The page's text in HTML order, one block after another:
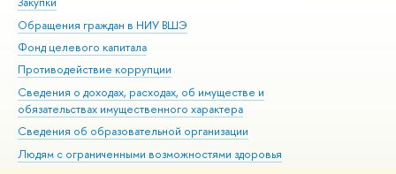
Обращения граждан в НИУ ВШЭ
Фонд целевого капитала
Противодействие коррупции
Сведения о доходах, расходах, об имуществе и
обязательствах имущественного характера
Сведения об образовательной организации
Людям с ограниченными возможностями здоровья